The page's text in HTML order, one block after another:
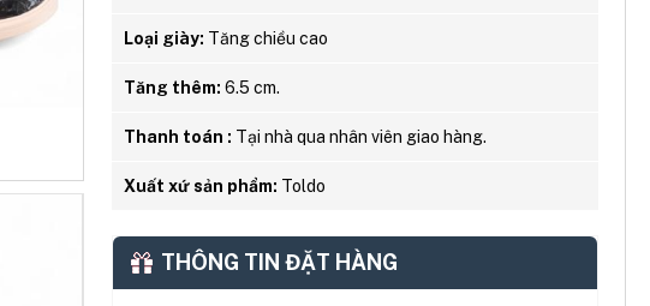
Loại giày: Tăng chiều cao
Tăng thêm: 6.5 cm.
Thanh toán : Tại nhà qua nhân viên giao hàng.
Xuất xứ sản phẩm: Toldo
THÔNG TIN ĐẶT HÀNG